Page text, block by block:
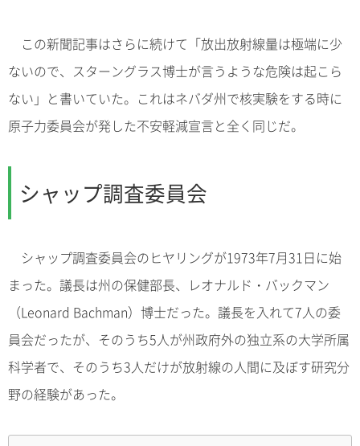
この新聞記事はさらに続けて「放出放射線量は極端に少
ないので、スターングラス博士が言うような危険は起こら
ない」と書いていた。これはネバダ州で核実験をする時に
原子力委員会が発した不安軽減宣言と全く同じだ。
シャップ調査委員会
シャップ調査委員会のヒヤリングが1973年7月31日に始
まった。議長は州の保健部長、レオナルド・バックマン
（Leonard Bachman）博士だった。議長を入れて7人の委
員会だったが、そのうち5人が州政府外の独立系の大学所属
科学者で、そのうち3人だけが放射線の人間に及ぼす研究分
野の経験があった。